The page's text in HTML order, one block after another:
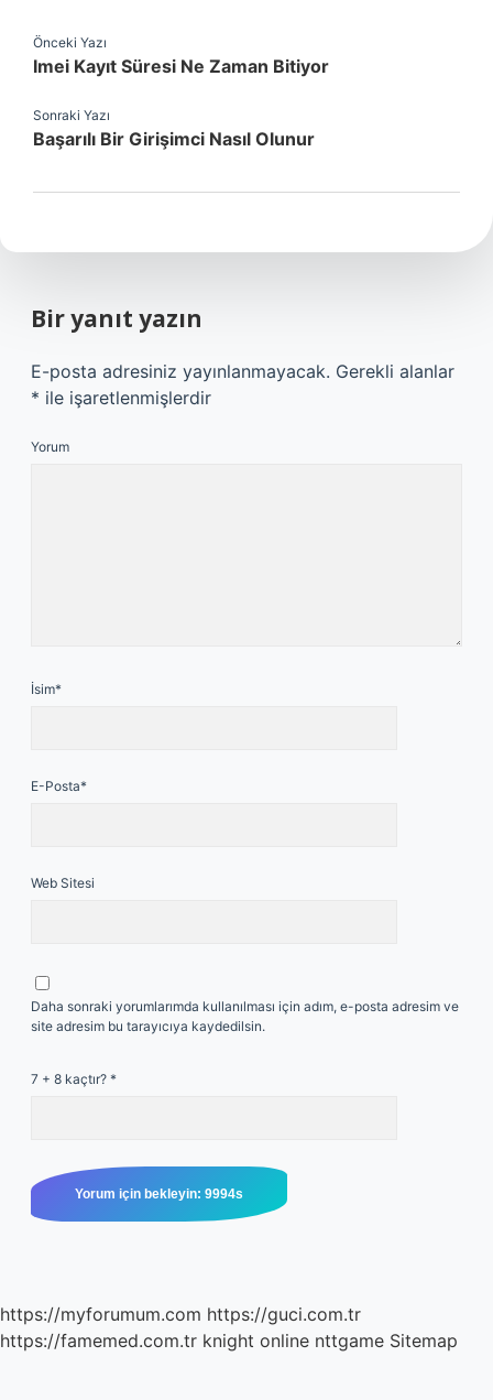
Önceki Yazı
Imei Kayıt Süresi Ne Zaman Bitiyor
Sonraki Yazı
Başarılı Bir Girişimci Nasıl Olunur
Bir yanıt yazın
E-posta adresiniz yayınlanmayacak. Gerekli alanlar
* ile işaretlenmişlerdir
Yorum
İsim*
E-Posta*
Web Sitesi
Daha sonraki yorumlarımda kullanılması için adım, e-posta adresim ve
site adresim bu tarayıcıya kaydedilsin.
7 + 8 kaçtır? *
https://myforumum.com https://guci.com.tr
https://famemed.com.tr knight online nttgame Sitemap